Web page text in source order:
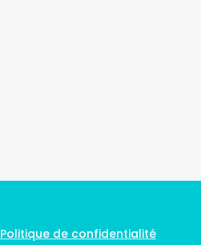
Politique de confidentialité